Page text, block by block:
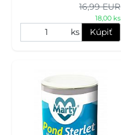
16,99 EUR
18,00 ks
ks Kúpiť